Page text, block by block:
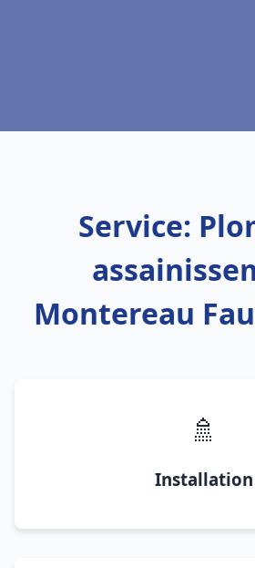
Service:
Montereau
🚿
Installation